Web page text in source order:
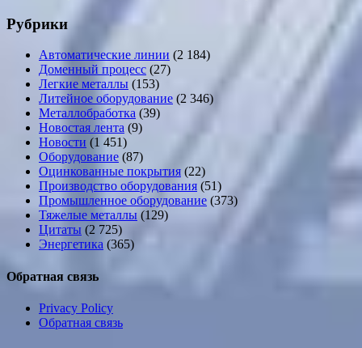
Рубрики
Автоматические линии (2 184)
Доменный процесс (27)
Легкие металлы (153)
Литейное оборудование (2 346)
Металлобработка (39)
Новостая лента (9)
Новости (1 451)
Оборудование (87)
Оцинкованные покрытия (22)
Производство оборудования (51)
Промышленное оборудование (373)
Тяжелые металлы (129)
Цитаты (2 725)
Энергетика (365)
Обратная связь
Privacy Policy
Обратная связь